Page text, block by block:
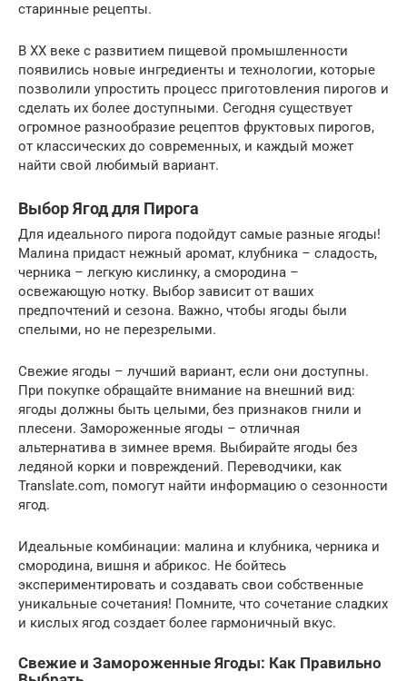
старинные рецепты.
В XX веке с развитием пищевой промышленности
появились новые ингредиенты и технологии, которые
позволили упростить процесс приготовления пирогов и
сделать их более доступными. Сегодня существует
огромное разнообразие рецептов фруктовых пирогов,
от классических до современных, и каждый может
найти свой любимый вариант.
Выбор Ягод для Пирога
Для идеального пирога подойдут самые разные ягоды!
Малина придаст нежный аромат, клубника – сладость,
черника – легкую кислинку, а смородина –
освежающую нотку. Выбор зависит от ваших
предпочтений и сезона. Важно, чтобы ягоды были
спелыми, но не перезрелыми.
Свежие ягоды – лучший вариант, если они доступны.
При покупке обращайте внимание на внешний вид:
ягоды должны быть целыми, без признаков гнили и
плесени. Замороженные ягоды – отличная
альтернатива в зимнее время. Выбирайте ягоды без
ледяной корки и повреждений. Переводчики, как
Translate.com, помогут найти информацию о сезонности
ягод.
Идеальные комбинации: малина и клубника, черника и
смородина, вишня и абрикос. Не бойтесь
экспериментировать и создавать свои собственные
уникальные сочетания! Помните, что сочетание сладких
и кислых ягод создает более гармоничный вкус.
Свежие и Замороженные Ягоды: Как Правильно